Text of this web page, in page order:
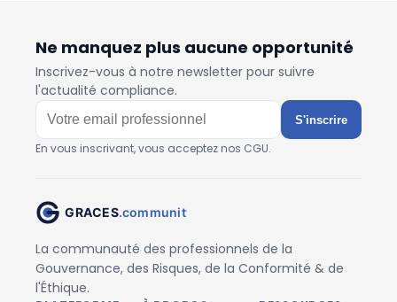
Ne manquez plus aucune opportunité
Inscrivez-vous à notre newsletter pour suivre
l'actualité compliance.
S'inscrire
En vous inscrivant, vous acceptez nos CGU.
La communauté des professionnels de la
Gouvernance, des Risques, de la Conformité & de
l'Éthique.